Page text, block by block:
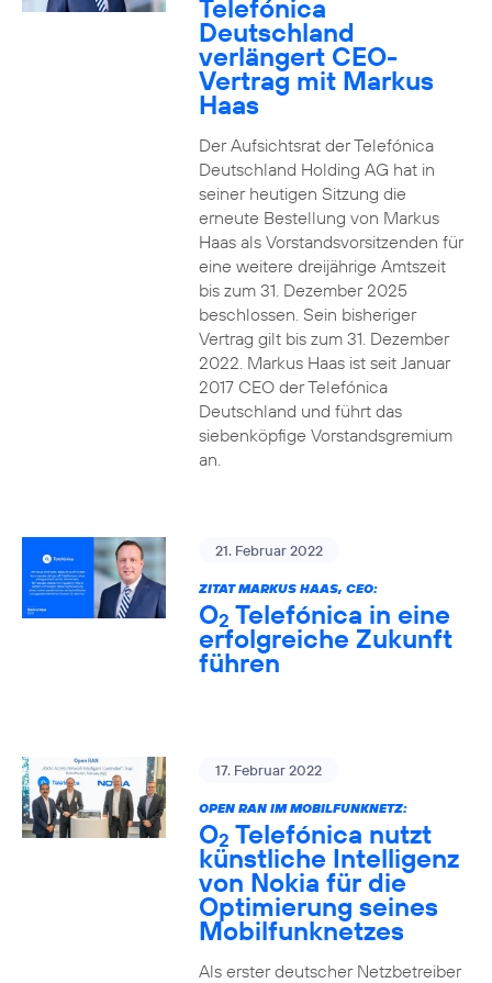
Telefónica
Deutschland
verlängert CEO-
Vertrag mit Markus
Haas
Der Aufsichtsrat der Telefónica
Deutschland Holding AG hat in
seiner heutigen Sitzung die
erneute Bestellung von Markus
Haas als Vorstandsvorsitzenden für
eine weitere dreijährige Amtszeit
bis zum 31. Dezember 2025
beschlossen. Sein bisheriger
Vertrag gilt bis zum 31. Dezember
2022. Markus Haas ist seit Januar
2017 CEO der Telefónica
Deutschland und führt das
siebenköpfige Vorstandsgremium
an.
21. Februar 2022
ZITAT MARKUS HAAS, CEO:
O2 Telefónica in eine
erfolgreiche Zukunft
führen
17. Februar 2022
OPEN RAN IM MOBILFUNKNETZ:
O2 Telefónica nutzt
künstliche Intelligenz
von Nokia für die
Optimierung seines
Mobilfunknetzes
Als erster deutscher Netzbetreiber